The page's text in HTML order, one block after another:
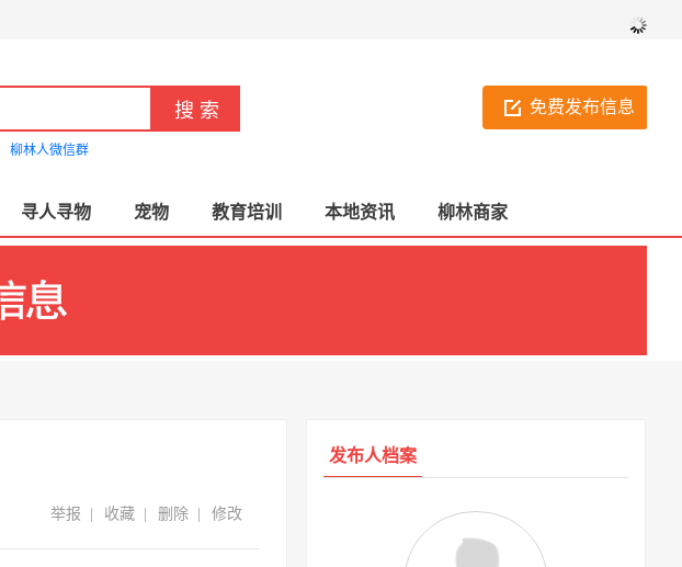
免费发布信息
柳林人微信群
寻人寻物 宠物 教育培训 本地资讯 柳林商家
修改
删除
收藏
举报
发布人档案